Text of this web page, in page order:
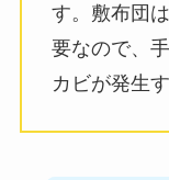
す。敷布団
要なので、
カビが発生